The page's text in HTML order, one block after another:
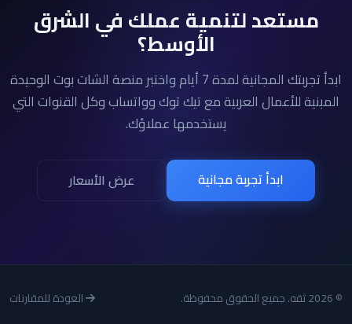
مستعد لتنمية عملك في الشرق
الأوسط؟
ابدأ تجربتك المجانية لمدة 7 أيام واختبر منصة الشات بوت الوحيدة
المبنية للأعمال العربية مع تيك توك وواتساب وكل القنوات التي
يستخدمها عملاؤك.
ابدأ تجربة مجانية عرض الأسعار
© 2026 ثقه. جميع الحقوق محفوظة. العودة للمقارنات